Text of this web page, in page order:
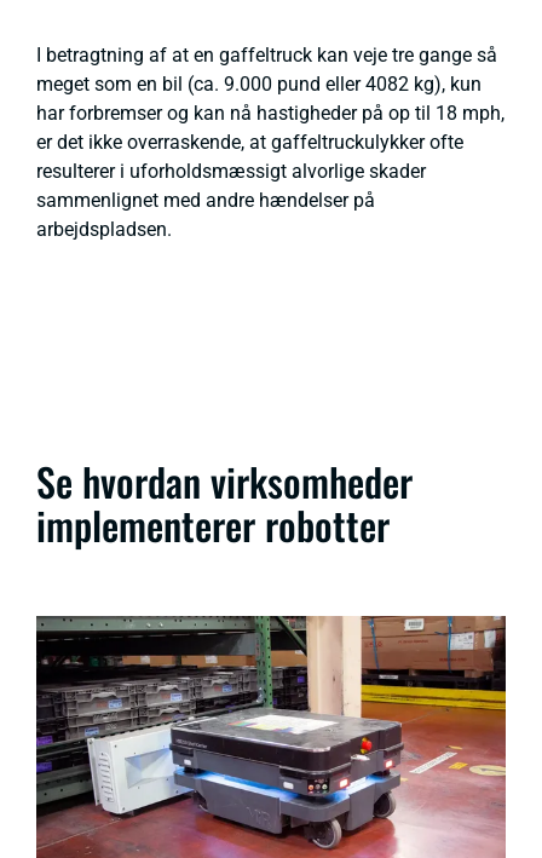
I betragtning af at en gaffeltruck kan veje tre gange så
meget som en bil (ca. 9.000 pund eller 4082 kg), kun
har forbremser og kan nå hastigheder på op til 18 mph,
er det ikke overraskende, at gaffeltruckulykker ofte
resulterer i uforholdsmæssigt alvorlige skader
sammenlignet med andre hændelser på
arbejdspladsen.
Se hvordan virksomheder
implementerer robotter